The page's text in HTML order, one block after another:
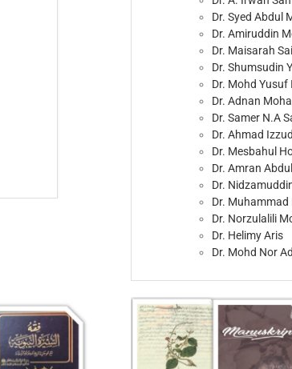
Dr. Syed Abdul
Dr. Amiruddin
Dr. Maisarah
Dr. Shumsudin
Dr. Mohd Yusuf
Dr. Adnan
Dr. Samer N.A
Dr. Ahmad
Dr. Mesbahul
Dr. Amran
Dr.
Dr.
Dr. Norzulalili
Dr. Helimy Aris
Dr. Mohd Nor